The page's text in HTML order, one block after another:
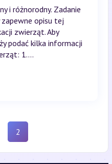
i różnorodny. Zadanie
opisu tej
zwierząt. Aby
podać kilka informacji
1....
2